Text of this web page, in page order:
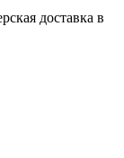
доставка в